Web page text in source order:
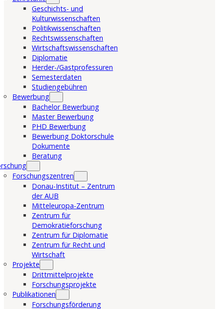
Geschichts- und
Kulturwissenschaften
Politikwissenschaften
Rechtswissenschaften
Wirtschaftswissenschaften
Diplomatie
Herder-/Gastprofessuren
Semesterdaten
Studiengebühren
Bewerbung
Bachelor Bewerbung
Master Bewerbung
PHD Bewerbung
Bewerbung Doktorschule
Dokumente
Beratung
Forschungszentren
Donau-Institut – Zentrum
der AUB
Mitteleuropa-Zentrum
Zentrum für
Demokratieforschung
Zentrum für Diplomatie
Zentrum für Recht und
Wirtschaft
Projekte
Drittmittelprojekte
Forschungsprojekte
Publikationen
Forschungsförderung